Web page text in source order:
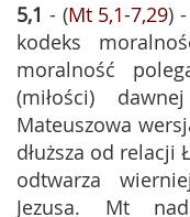
5,1 - (Mt 5,1-7,29)
kodeks
moralność
(miłości)
Mateuszowa
dłuższa od relacji
odtwarza
Jezusa. Mt